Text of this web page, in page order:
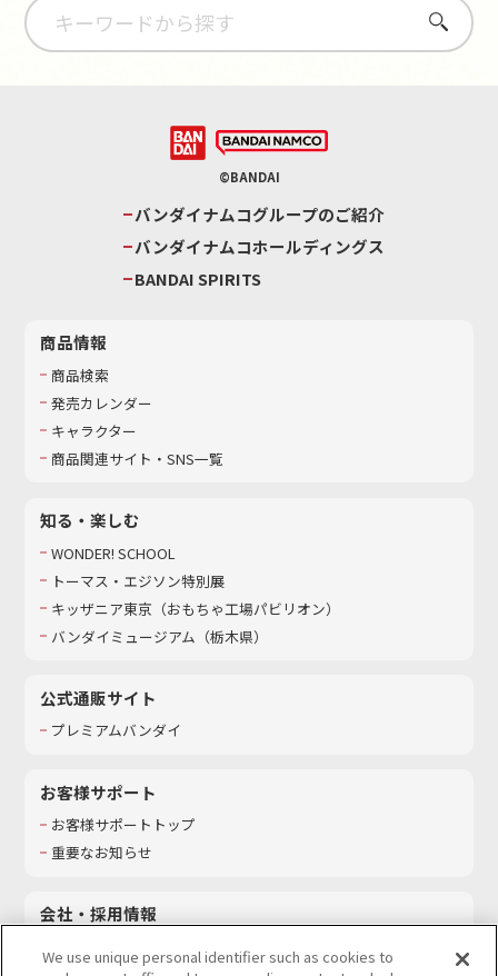
さがす
©BANDAI
バンダイナムコグループのご紹介
バンダイナムコホールディングス
BANDAI SPIRITS
商品情報
商品検索
発売カレンダー
キャラクター
商品関連サイト・SNS一覧
知る・楽しむ
WONDER! SCHOOL
トーマス・エジソン特別展
キッザニア東京（おもちゃ工場パビリオン）​
バンダイミュージアム（栃木県）
公式通販サイト
プレミアムバンダイ
お客様サポート
お客様サポートトップ
重要なお知らせ
会社・採用情報
We use unique personal identifier such as cookies to